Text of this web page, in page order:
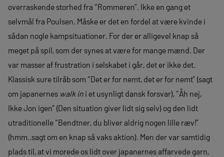
overraskende storhed fra “Rommeren”. Ikke en gang et
selvmål fra Poulsen. Måske er det en fordel at være kvinde i
sådan nogle kampsituationer. For der er alligevel knap så
meget på spil, som der synes at være for mange mænd. Der
var masser af frustration i selskabet i går, det er ikke det.
Klassisk sure tilråb som “Det er for nemt, det er for nemt” (sagt
om japanernes walk in i et usynligt dansk forsvar), “Åh nej,
Ikke Jon igen” (Den situation giver lidt sig selv) og den lidt
utraditionelle “Bendtner, du bliver aldrig nogen lille ræv!”
(hmm..sagt om en knap så vaks aktion). Men der var samtidig
plads til, at vi morede os lidt over japanernes affarvede garn,